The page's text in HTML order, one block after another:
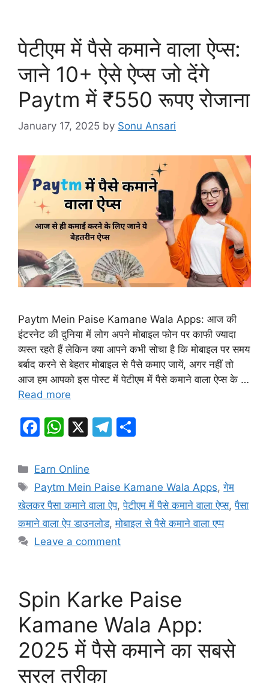
पेटीएम में पैसे कमाने वाला ऐप्स:
जाने 10+ ऐसे ऐप्स जो देंगे
Paytm में ₹550 रूपए रोजाना
January 17, 2025 by Sonu Ansari
Paytm Mein Paise Kamane Wala Apps: आज की
इंटरनेट की दुनिया में लोग अपने मोबाइल फोन पर काफी ज्यादा
व्यस्त रहते हैं लेकिन क्या आपने कभी सोचा है कि मोबाइल पर समय
बर्बाद करने से बेहतर मोबाइल से पैसे कमाए जायें, अगर नहीं तो
आज हम आपको इस पोस्ट में पेटीएम में पैसे कमाने वाला ऐप्स के …
Read more
F
c
e
b
o
o
W
at
s
A
p
p
X
T
gr
a
m
e
Categories
Earn Online
Tags
Paytm Mein Paise Kamane Wala Apps,गेम
खेलकर पैसा कमाने वाला ऐप,पेटीएम में पैसे कमाने वाला ऐप्स,पैसा
कमाने वाला ऐप डाउनलोड,मोबाइल से पैसे कमाने वाला एप्प
Leave a comment
Spin Karke Paise
Kamane Wala App:
2025 में पैसे कमाने का सबसे
सरल तरीका